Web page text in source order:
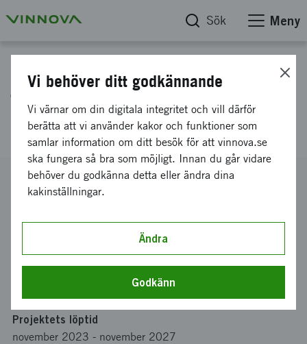
Sök Meny
TREE - TRansition to Efficient
Electrified forestry transport
Diarienummer
2023-03185
Koordinator
Stift Skogsbrukets Forskningsinstitut Skogfor
Stiftelsen skogsbrukets forskningsinstitut
Projektets löptid
november 2023 - november 2027
Vi behöver ditt godkännande
Vi värnar om din digitala integritet och vill därför
berätta att vi använder kakor och funktioner som
samlar information om ditt besök för att vinnova.se
ska fungera så bra som möjligt. Innan du går vidare
behöver du godkänna detta eller ändra dina
kakinställningar.
Ändra
Godkänn